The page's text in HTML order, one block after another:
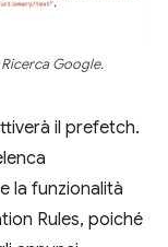
Google.
il prefetch.
la funzionalità
Rules, poiché